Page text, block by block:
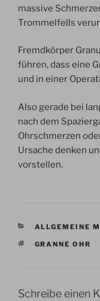
massive
Trommelfells
Fremdkörper
führen, dass eine
und in einer
Also gerade bei
nach dem
Ohrschmerzen
Ursache denken
vorstellen.
KATEGORIEN
ALLGEMEINE
GRANNE OHR
Schreibe einen